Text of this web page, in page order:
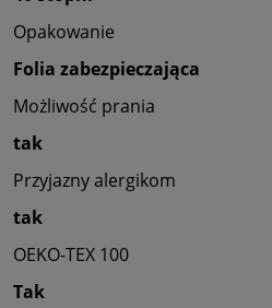
Opakowanie
Folia zabezpieczająca
Możliwość prania
tak
Przyjazny alergikom
tak
OEKO-TEX 100
Tak